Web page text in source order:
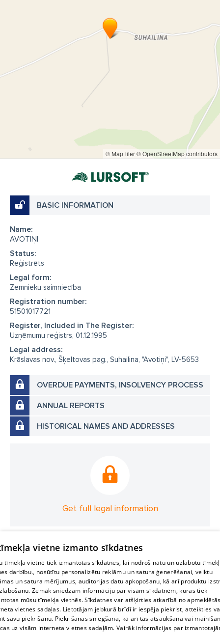
© MapTiler© OpenStreetMap contributors
BASIC INFORMATION
Name:
AVOTIŅI
Status:
Reģistrēts
Legal form:
Zemnieku saimniecība
Registration number:
51501017721
Register, Included in The Register:
Uzņēmumu reģistrs, 01.12.1995
Legal address:
Krāslavas nov., Šķeltovas pag., Suhailina, "Avotiņi", LV-5653
OVERDUE PAYMENTS, INSOLVENCY PROCESS
ANNUAL REPORTS
HISTORICAL NAMES AND ADDRESSES
Get full legal information
vietne izmanto sīkdatnes
tīmekļa vietnē tiek izmantotas sīkdatnes, lai nodrošinātu un uzlabotu
darbību., nosūtītu personalizētu reklāmu un satura ģenerēšanai, veiktu
un satura mērījumus, auditorijas datu apkopošanu, kā arī produktu
Zemāk sniedzam informāciju par visām sīkdatnēm, kuras tiek
mūsu tīmekļa vietnēs. Sīkdatnes var atšķirties atkarībā no
vietnes sadaļas. Lietotājam jebkurā brīdī ir iespēja piekrist, atteikties
savu piekrišanu. Piekrišanas sniegšana, kā arī tās atsaukšana vai
uz visām interneta vietnes sadaļām. Vairāk informācijas par